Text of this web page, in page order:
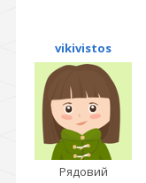
vikivistos
Рядовий